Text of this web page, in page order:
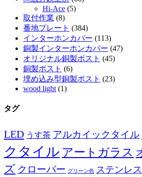
Hi-Ace (5)
取付作業 (8)
番地プレート (384)
インターホンカバー (113)
銅製インターホンカバー (47)
オリジナル銅製ポスト (45)
銅製ポスト (6)
埋め込み型銅製ポスト (23)
wood light (1)
タグ
LED うす茶 アルカイックタイル
クタイル アートガラス
ズ クローバー グリーン色 ステンレス